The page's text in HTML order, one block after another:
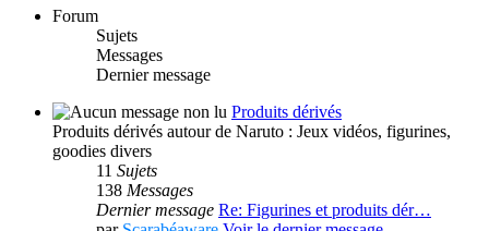
Forum
Sujets
Messages
Dernier message
Produits dérivés
Produits dérivés autour de Naruto : Jeux vidéos, figurines,
goodies divers
11 Sujets
138 Messages
Dernier message Re: Figurines et produits dér…